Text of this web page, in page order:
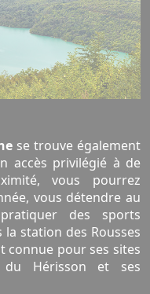
se trouve également
accès privilégié à de
vous pourrez
vous détendre au
des sports
station des Rousses
connue pour ses sites
du Hérisson et ses